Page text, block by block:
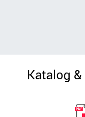
Katalog